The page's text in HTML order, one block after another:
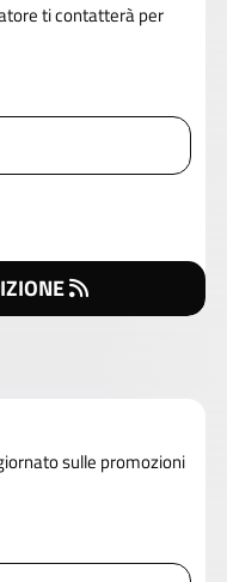
ti contatterà per
sulle promozioni